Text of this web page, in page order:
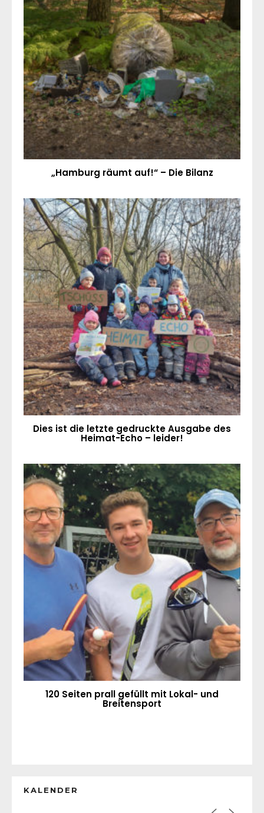
„Hamburg räumt auf!“ – Die Bilanz
Dies ist die letzte gedruckte Ausgabe des
Heimat-Echo – leider!
120 Seiten prall gefüllt mit Lokal- und
Breitensport
KALENDER